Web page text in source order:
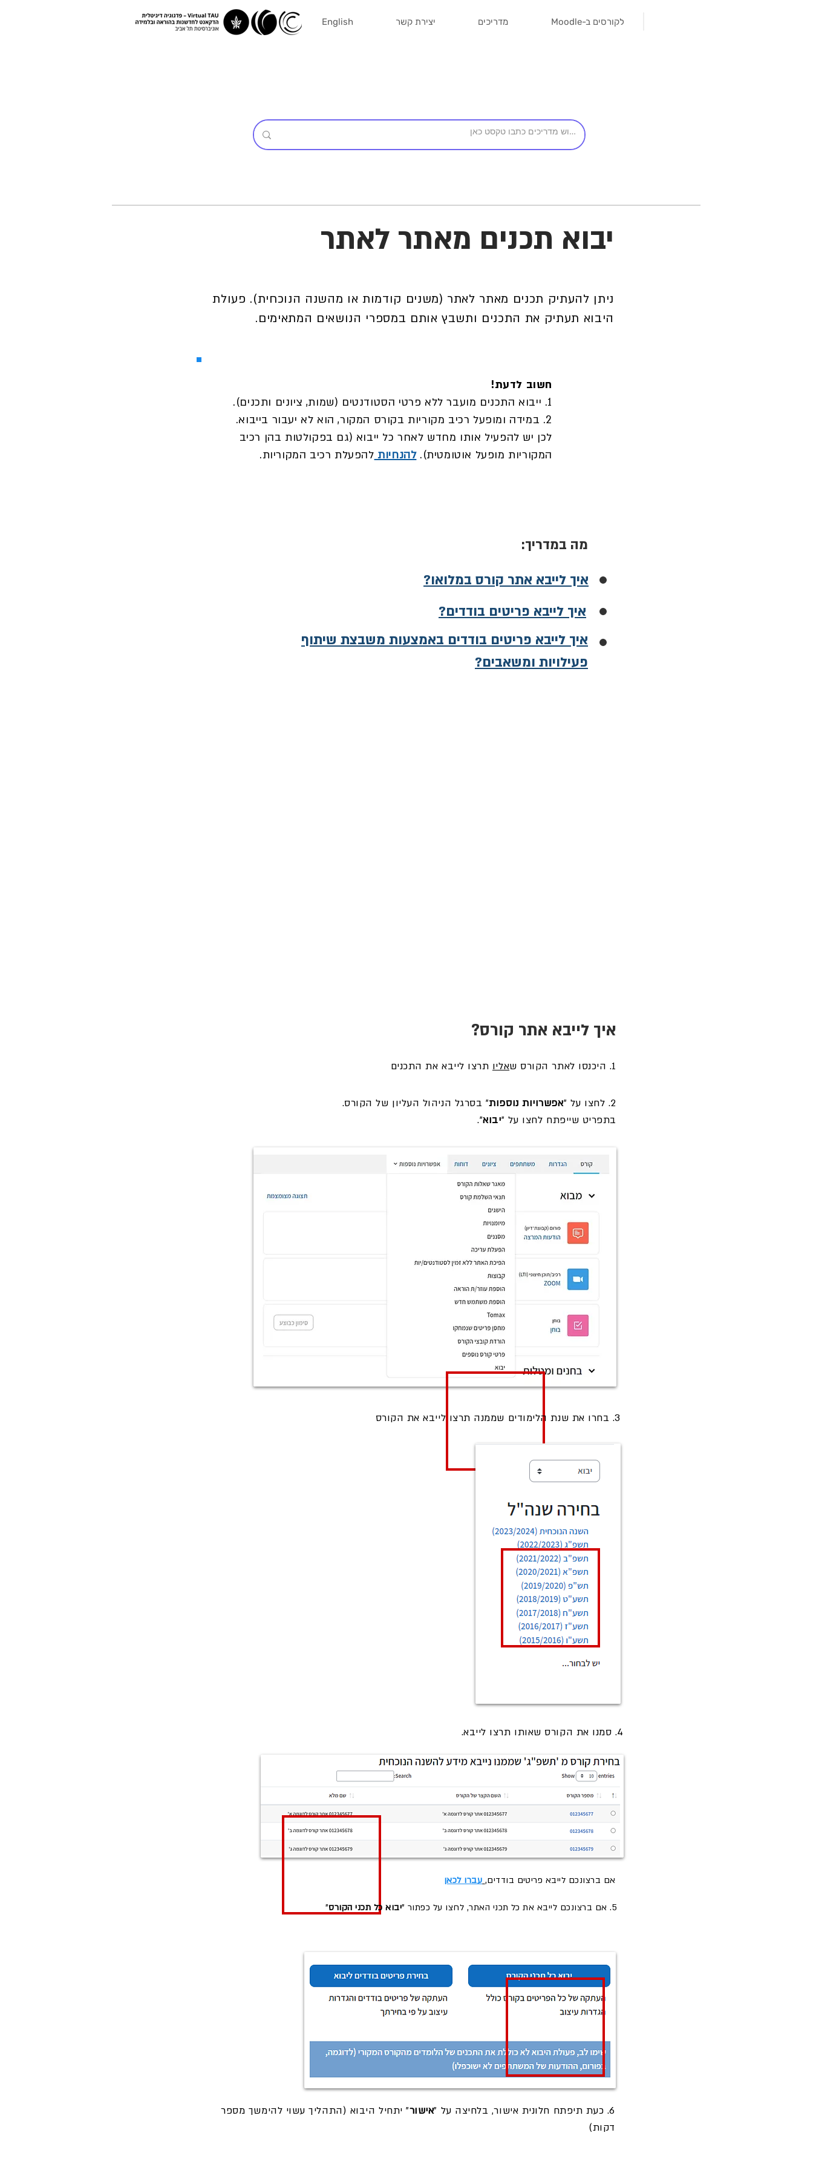
לקורסים ב-Moodle מדריכים יצירת קשר English
יבוא תכנים מאתר לאתר
ניתן להעתיק תכנים מאתר לאתר (משנים קודמות או מהשנה הנוכחית). פעולת
היבוא תעתיק את התכנים ותשבץ אותם במספרי הנושאים המתאימים.
חשוב לדעת!
1. ייבוא התכנים מועבר ללא פרטי הסטודנטים (שמות, ציונים ותכנים).
2. במידה ומופעל רכיב מקוריות בקורס המקור, הוא לא יעבור בייבוא.
לכן יש להפעיל אותו מחדש לאחר כל ייבוא (גם בפקולטות בהן רכיב
המקוריות מופעל אוטומטית).להנחיות להפעלת רכיב המקוריות.
מה במדריך:
איך לייבא אתר קורס במלואו?
איך לייבא פריטים בודדים?
איך לייבא פריטים בודדים באמצעות משבצת שיתוף
פעילויות ומשאבים?
איך לייבא אתר קורס?
1. היכנסו לאתר הקורס ש אליו תרצו לייבא את התכנים
2. לחצו על " אפשרויות נוספות" בסרגל הניהול העליון של הקורס.
בתפריט שייפתח לחצו על "יבוא".
3. בחרו את שנת הלימודים שממנה תרצו לייבא את הקורס
4. סמנו את הקורס שאותו תרצו לייבא.
אם ברצונכם לייבא פריטים בודדים, עברו לכאן
5. אם ברצונכם לייבא את כל תכני האתר, לחצו על כפתור " יבוא כל תכני הקורס"
6. כעת תיפתח חלונית אישור, בלחיצה על " אישור" יתחיל היבוא (התהליך עשוי להימשך מספר
דקות)